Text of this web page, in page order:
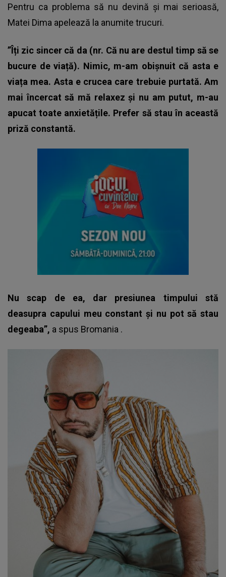
Pentru ca problema să nu devină și mai serioasă,
Matei Dima apelează la anumite trucuri.
”Îți zic sincer că da (nr. Că nu are destul timp să se
bucure de viață). Nimic, m-am obișnuit că asta e
viața mea. Asta e crucea care trebuie purtată. Am
mai încercat să mă relaxez și nu am putut, m-au
apucat toate anxietățile. Prefer să stau în această
priză constantă.
Nu scap de ea, dar presiunea timpului stă
deasupra capului meu constant și nu pot să stau
degeaba”, a spus Bromania .